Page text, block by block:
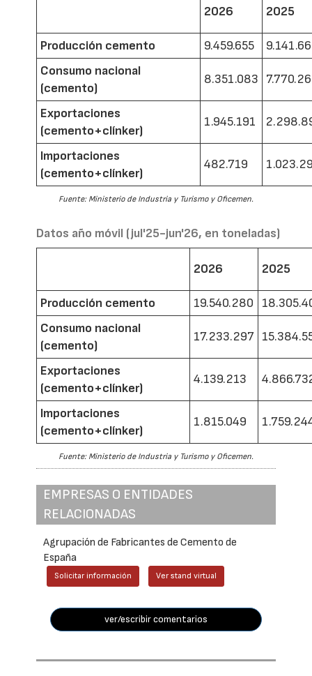
2026 2025
Producción cemento 9.459.655
Consumo nacional
(cemento)
8.351.083
Exportaciones
(cemento+clínker)
1.945.191
Importaciones
(cemento+clínker)
482.719
Fuente: Ministerio de Industria y Turismo y Oficemen.
Datos año móvil (jul'25-jun'26, en toneladas)
2026 2025
Producción cemento 19.540.280
Consumo nacional
(cemento)
17.233.297
Exportaciones
(cemento+clínker)
4.139.213
Importaciones
(cemento+clínker)
1.815.049
Fuente: Ministerio de Industria y Turismo y Oficemen.
EMPRESAS O ENTIDADES
RELACIONADAS
Agrupación de Fabricantes de Cemento de
España
Solicitar información Ver stand virtual
ver/escribir comentarios